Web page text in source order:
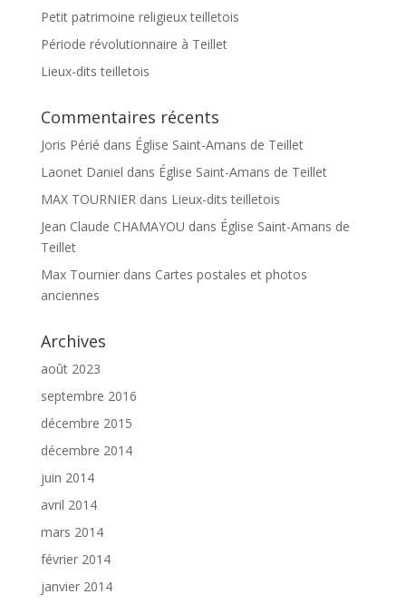
Petit patrimoine religieux teilletois
Période révolutionnaire à Teillet
Lieux-dits teilletois
Commentaires récents
Joris Périé dans Église Saint-Amans de Teillet
Laonet Daniel dans Église Saint-Amans de Teillet
MAX TOURNIERdans Lieux-dits teilletois
Jean Claude CHAMAYOU dans Église Saint-Amans de
Teillet
Max Tournierdans Cartes postales et photos
anciennes
Archives
août 2023
septembre 2016
décembre 2015
décembre 2014
juin 2014
avril 2014
mars 2014
février 2014
janvier 2014